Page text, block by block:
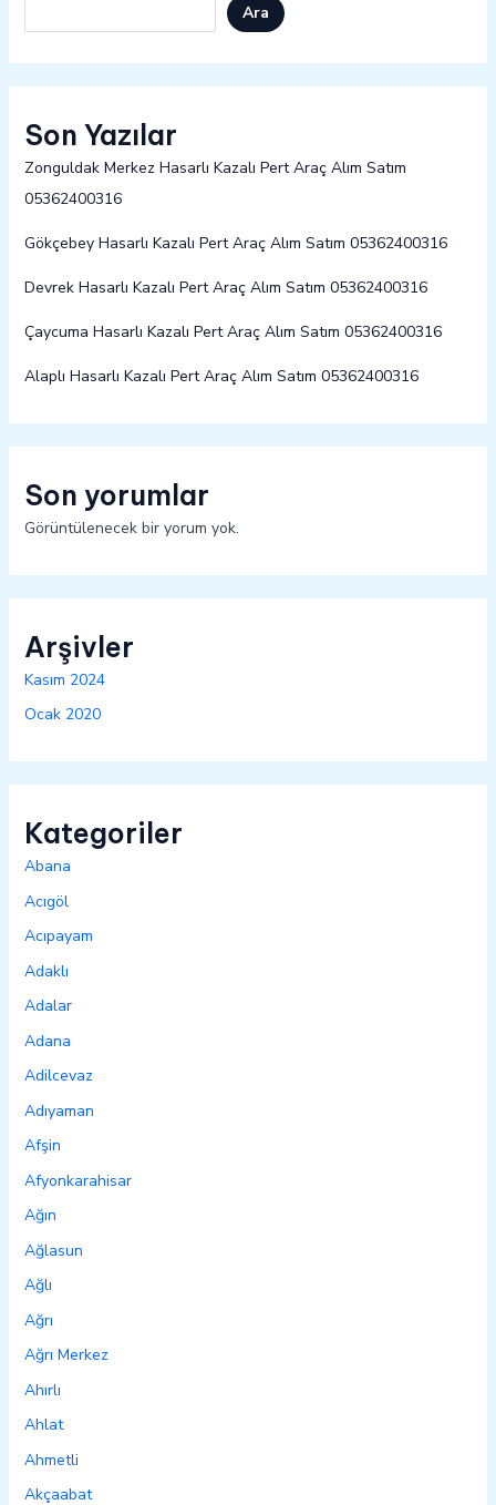
Ara
Son Yazılar
Zonguldak Merkez Hasarlı Kazalı Pert Araç Alım Satım
05362400316
Gökçebey Hasarlı Kazalı Pert Araç Alım Satım 05362400316
Devrek Hasarlı Kazalı Pert Araç Alım Satım 05362400316
Çaycuma Hasarlı Kazalı Pert Araç Alım Satım 05362400316
Alaplı Hasarlı Kazalı Pert Araç Alım Satım 05362400316
Son yorumlar
Görüntülenecek bir yorum yok.
Arşivler
Kasım 2024
Ocak 2020
Kategoriler
Abana
Acıgöl
Acıpayam
Adaklı
Adalar
Adana
Adilcevaz
Adıyaman
Afşin
Afyonkarahisar
Ağın
Ağlasun
Ağlı
Ağrı
Ağrı Merkez
Ahırlı
Ahlat
Ahmetli
Akçaabat